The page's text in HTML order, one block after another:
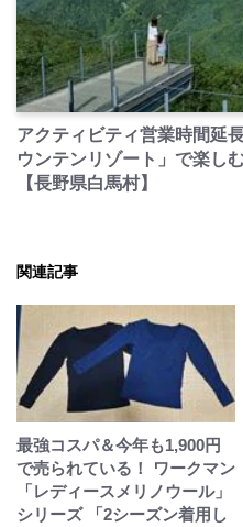
アクティビティ営業時間延
ウンテンリゾート」で楽し
【長野県白馬村】
関連記事
最強コスパ＆今年も1,900円
で売られている！ ワークマン
「レディースメリノウール」
シリーズ 「2シーズン着用し